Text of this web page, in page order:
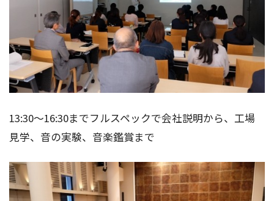
13:30～16:30までフルスペックで会社説明から、工場
見学、音の実験、音楽鑑賞まで